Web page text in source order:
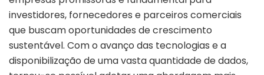
investidores, fornecedores e parceiros comerciais
que buscam oportunidades de crescimento
sustentável. Com o avanço das tecnologias e a
disponibilização de uma vasta quantidade de dados,